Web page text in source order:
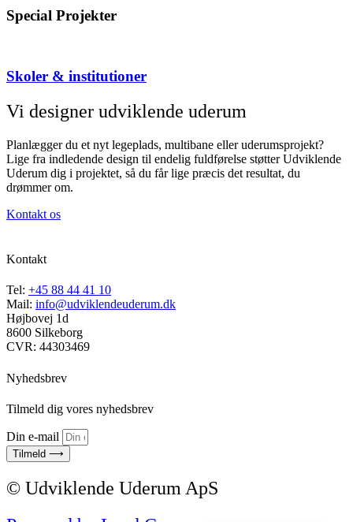
Special Projekter
Skoler & institutioner
Vi designer udviklende uderum
Planlægger du et nyt legeplads, multibane eller uderumsprojekt?
Lige fra indledende design til endelig fuldførelse støtter Udviklende
Uderum dig i projektet, så du får lige præcis det resultat, du
drømmer om.
Kontakt os
Kontakt
Tel: +45 88 44 41 10
Mail: info@udviklendeuderum.dk
Højbovej 1d
8600 Silkeborg
CVR: 44303469
Nyhedsbrev
Tilmeld dig vores nyhedsbrev
Din e-mail
Tilmeld ⟶
© Udviklende Uderum ApS